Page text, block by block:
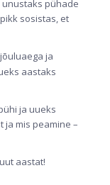
unustaks pühade
sosistas, et
ja
aastaks
ja uueks
ja mis peamine –
aastat!